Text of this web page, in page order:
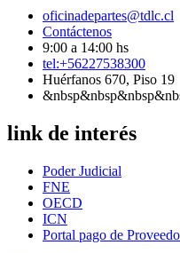
oficinadepartes@tdlc.cl
Contáctenos
9:00 a 14:00 hs
tel:+56227538300
Huérfanos 670, Piso 19
link de interés
Poder Judicial
FNE
OECD
ICN
Portal pago de